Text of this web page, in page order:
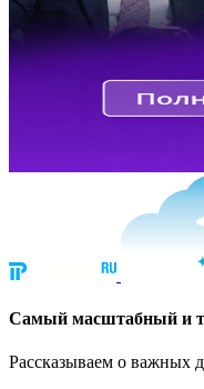
Cамый масштабный и
Рассказываем о важных